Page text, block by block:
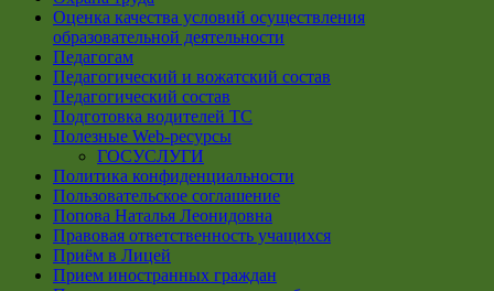
Оценка качества условий осуществления
образовательной деятельности
Педагогам
Педагогический и вожатский состав
Педагогический состав
Подготовка водителей ТС
Полезные Web-ресурсы
ГОСУСЛУГИ
Политика конфиденциальности
Пользовательское соглашение
Попова Наталья Леонидовна
Правовая ответственность учащихся
Приём в Лицей
Прием иностранных граждан